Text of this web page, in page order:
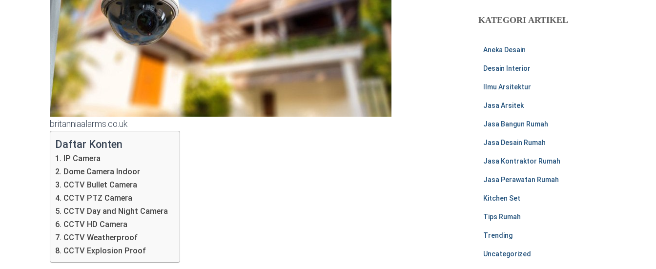
britanniaalarms.co.uk
Daftar Konten
1. IP Camera
2. Dome Camera Indoor
3. CCTV Bullet Camera
4. CCTV PTZ Camera
5. CCTV Day and Night Camera
6. CCTV HD Camera
7. CCTV Weatherproof
8. CCTV Explosion Proof
n
KATEGORI ARTIKEL
Aneka Desain
Desain Interior
Ilmu Arsitektur
Jasa Arsitek
Jasa Bangun Rumah
Jasa Desain Rumah
Jasa Kontraktor Rumah
Jasa Perawatan Rumah
Kitchen Set
Tips Rumah
Trending
Uncategorized